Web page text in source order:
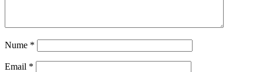
Nume *
Email *